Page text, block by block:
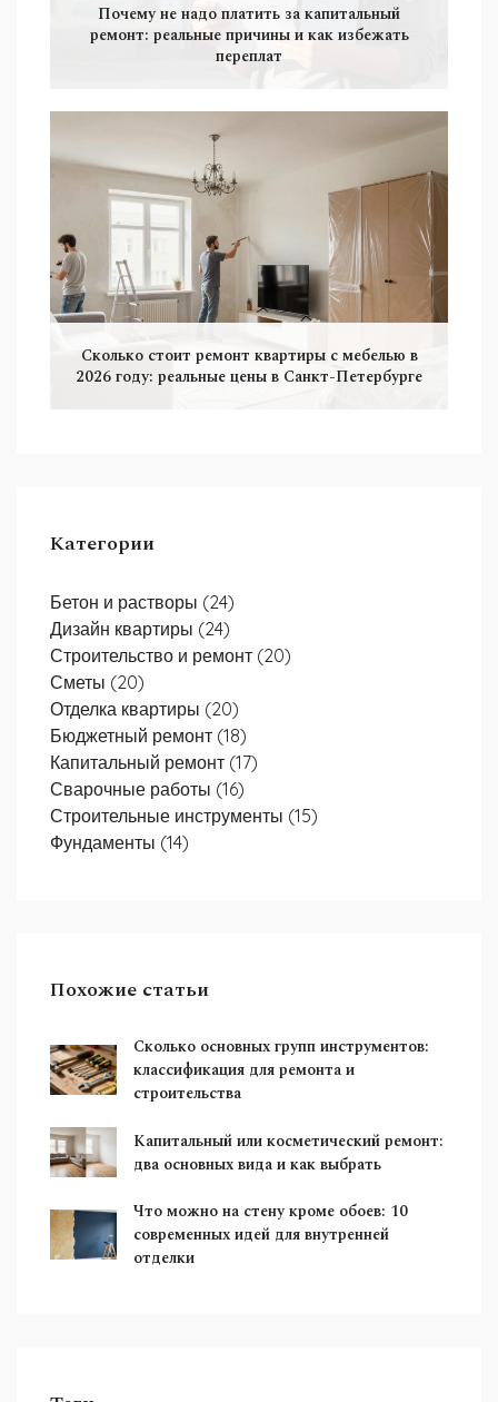
Почему не надо платить за капитальный
ремонт: реальные причины и как избежать
переплат
Сколько стоит ремонт квартиры с мебелью в
2026 году: реальные цены в Санкт-Петербурге
Категории
Бетон и растворы (24)
Дизайн квартиры (24)
Строительство и ремонт (20)
Сметы (20)
Отделка квартиры (20)
Бюджетный ремонт (18)
Капитальный ремонт (17)
Сварочные работы (16)
Строительные инструменты (15)
Фундаменты (14)
Похожие статьи
Сколько основных групп инструментов:
классификация для ремонта и
строительства
Капитальный или косметический ремонт:
два основных вида и как выбрать
Что можно на стену кроме обоев: 10
современных идей для внутренней
отделки